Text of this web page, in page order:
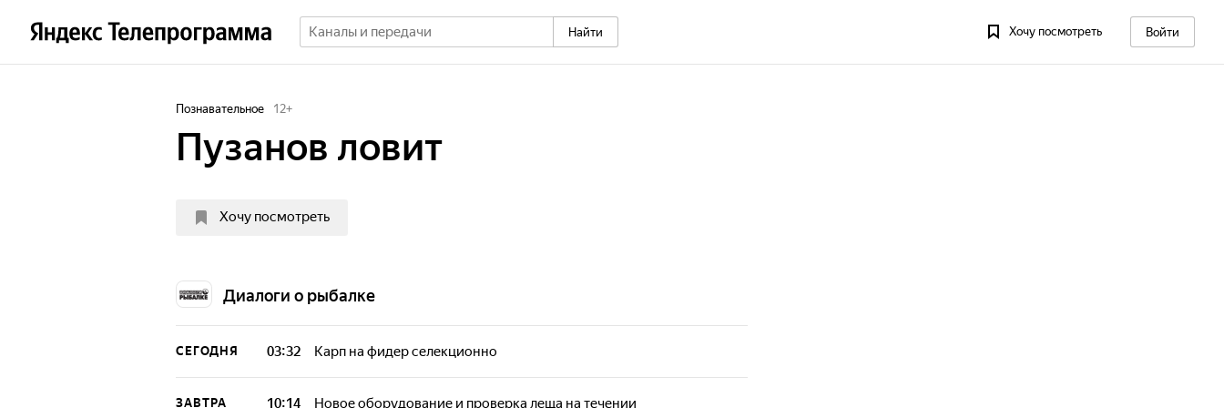
Найти Хочу посмотреть Войти
Познавательное 12+
Пузанов ловит
Хочу посмотреть
Диалоги о рыбалке
СЕГОДНЯ 03:32 Карп на фидер селекционно
Сергей Пузанов раскрывает спортивные секреты успешной ловли
леща в весенний период на Москве-реке, рассказывая о лучших
ЗАВТРА 10:14 Новое оборудование и проверка леща на течении